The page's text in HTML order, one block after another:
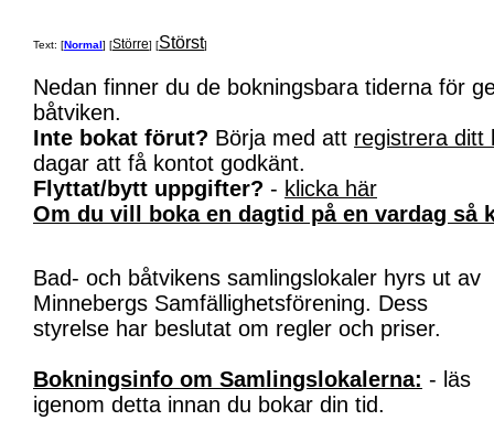
Text: [Normal] [Större] [Störst]
Nedan finner du de bokningsbara tiderna för
båtviken.
Inte bokat förut? Börja med att registrera ditt
dagar att få kontot godkänt.
Flyttat/bytt uppgifter? - klicka här
Om du vill boka en dagtid på en vardag så
Bad- och båtvikens samlingslokaler hyrs ut av
Minnebergs Samfällighetsförening. Dess
styrelse har beslutat om regler och priser.
Bokningsinfo om Samlingslokalerna: - läs
igenom detta innan du bokar din tid.